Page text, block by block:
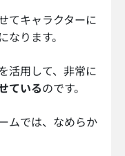
てキャラクターに
ります。
活用して、非常に
ているのです。
ムでは、なめらか